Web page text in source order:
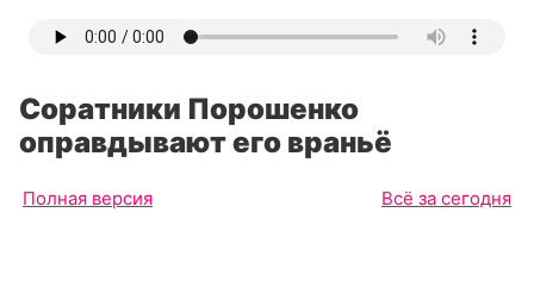
Соратники Порошенко
оправдывают его враньё
Полная версия Всё за сегодня